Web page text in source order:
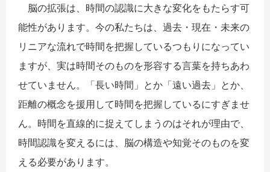
脳の拡張は、時間の認識に大きな変化をもたらす可
能性があります。今の私たちは、過去・現在・未来の
リニアな流れで時間を把握しているつもりになってい
ますが、実は時間そのものを形容する言葉を持ちあわ
せていません。「長い時間」とか「遠い過去」とか、
距離の概念を援用して時間を把握しているにすぎませ
ん。時間を直線的に捉えてしまうのはそれが理由で、
時間認識を変えるには、脳の構造や知覚そのものを変
える必要があります。